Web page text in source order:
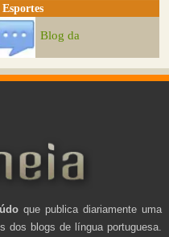
Esportes
Blog da
que publica diariamente uma
dos blogs de língua portuguesa.